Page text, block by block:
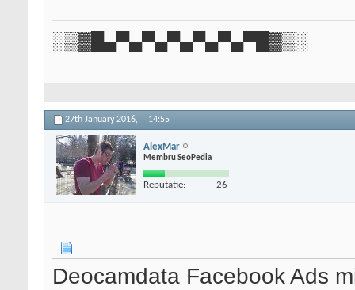
░▒▓█▄▀▄▀▄▀▄▀▄▀▄▀█▓▒░
27th January 2016, 14:55
AlexMar
Membru SeoPedia
Reputatie: 26
Deocamdata Facebook Ads